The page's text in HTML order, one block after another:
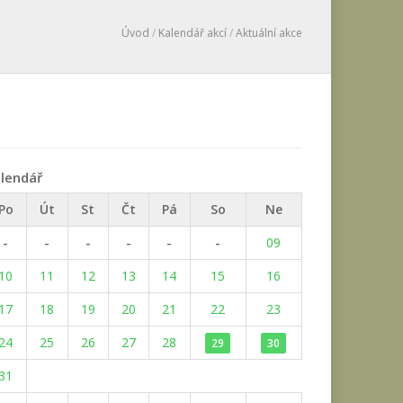
Úvod / Kalendář akcí/Aktuální akce
Út St Čt Pá So
Ne
-
- - - - -
09
11 12 13 14 15
16
18 19 20 21 22
23
25 26 27 28 29 30